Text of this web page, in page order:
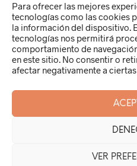
Para ofrecer las mejores
tecnologías como las cookies
la información del dispositivo.
tecnologías nos permitirá
comportamiento de
en este sitio. No consentir o
afectar negativamente a
VER
Aviso Legal |
|Política de
Ana Pamies
49250269R
c/Gabriel Miró, 9
Torrevieja